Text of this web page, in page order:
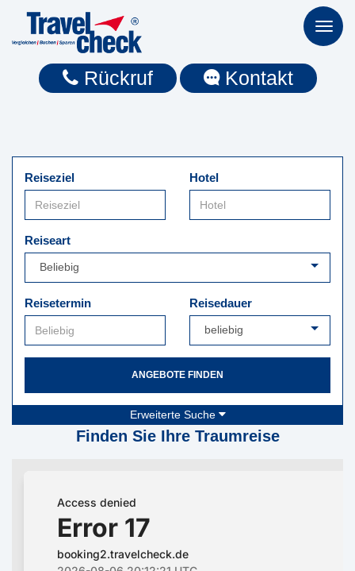
Toggle
Rückruf Kontakt
Reiseziel Hotel
Reiseart
Reisetermin Reisedauer
ANGEBOTE FINDEN
Erweiterte Suche
Finden Sie Ihre Traumreise